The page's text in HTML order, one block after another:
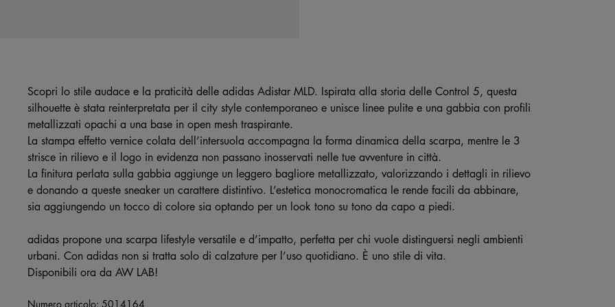
Scopri lo stile audace e la praticità delle adidas Adistar MLD. Ispirata alla storia delle Control 5, questa
silhouette è stata reinterpretata per il city style contemporaneo e unisce linee pulite e una gabbia con profili
metallizzati opachi a una base in open mesh traspirante.
La stampa effetto vernice colata dell’intersuola accompagna la forma dinamica della scarpa, mentre le 3
strisce in rilievo e il logo in evidenza non passano inosservati nelle tue avventure in città.
La finitura perlata sulla gabbia aggiunge un leggero bagliore metallizzato, valorizzando i dettagli in rilievo
e donando a queste sneaker un carattere distintivo. L’estetica monocromatica le rende facili da abbinare,
sia aggiungendo un tocco di colore sia optando per un look tono su tono da capo a piedi.
adidas propone una scarpa lifestyle versatile e d’impatto, perfetta per chi vuole distinguersi negli ambienti
urbani. Con adidas non si tratta solo di calzature per l’uso quotidiano. È uno stile di vita.
Disponibili ora da AW LAB!
Numero articolo: 5014164